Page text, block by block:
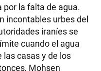
por la falta de agua.
incontables urbes del
iraníes se
cuando el agua
las casas y de los
Mohsen